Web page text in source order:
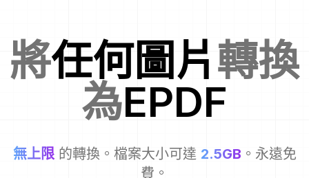
將任何圖片轉換
為EPDF
無上限 的轉換。檔案大小可達 2.5GB 。永遠免
費。